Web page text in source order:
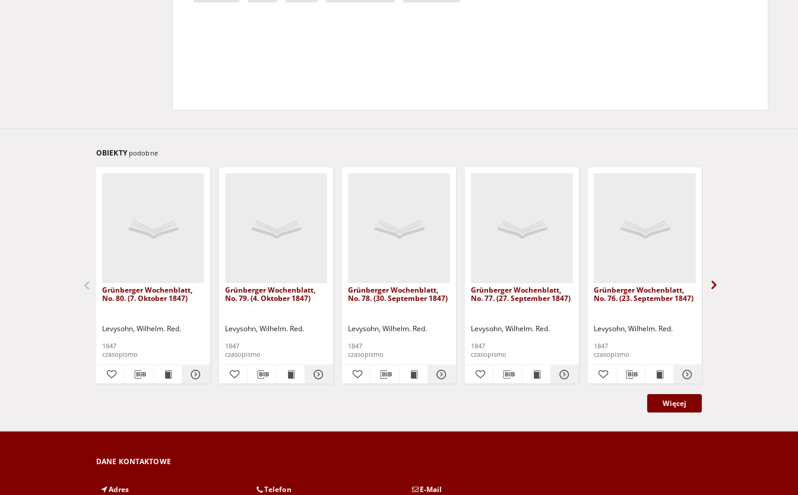
OBIEKTY podobne
Grünberger Wochenblatt,
No. 80. (7. Oktober 1847)
Levysohn, Wilhelm. Red.
1847
czasopismo
Grünberger Wochenblatt,
No. 79. (4. Oktober 1847)
Levysohn, Wilhelm. Red.
1847
czasopismo
Grünberger Wochenblatt,
No. 78. (30. September 1847)
Levysohn, Wilhelm. Red.
1847
czasopismo
Grünberger Wochenblatt,
No. 77. (27. September 1847)
Levysohn, Wilhelm. Red.
1847
czasopismo
Grünberger Wochenblatt,
No. 76. (23. September 1847)
Levysohn, Wilhelm. Red.
1847
czasopismo
Więcej
DANE KONTAKTOWE
Adres Telefon E-Mail